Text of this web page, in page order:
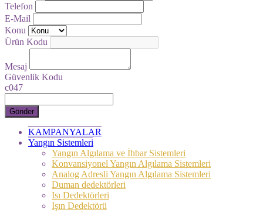
Telefon
E-Mail
Konu
Ürün Kodu
Mesaj
Güvenlik Kodu
c047
Gönder
KAMPANYALAR
Yangın Sistemleri
Yangın Algılama ve İhbar Sistemleri
Konvansiyonel Yangın Algılama Sistemleri
Analog Adresli Yangın Algılama Sistemleri
Duman dedektörleri
Isı Dedektörleri
Işın Dedektörü